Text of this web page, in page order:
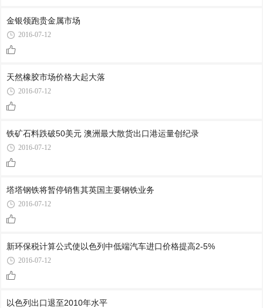
金银领跑贵金属市场
2016-07-12
天然橡胶市场价格大起大落
2016-07-12
铁矿石料跌破50美元 澳洲最大散货出口港运量创纪录
2016-07-12
塔塔钢铁将暂停销售其英国主要钢铁业务
2016-07-12
新环保税计算公式使以色列中低端汽车进口价格提高2-5%
2016-07-12
以色列出口退至2010年水平